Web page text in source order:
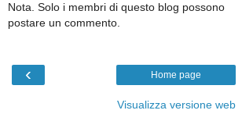
Nota. Solo i membri di questo blog possono
postare un commento.
‹ Home page
Visualizza versione web